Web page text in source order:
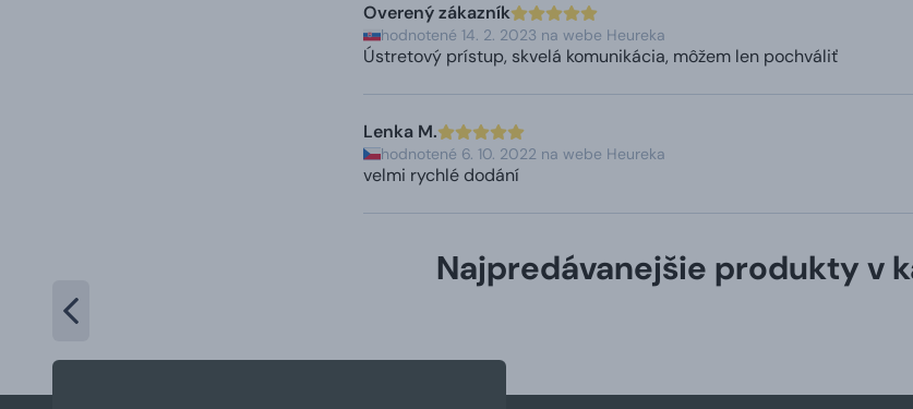
Overený zákazník
hodnotené 14. 2. 2023 na webe Heureka
Ústretový prístup, skvelá komunikácia, môžem len pochváliť
Lenka M.
hodnotené 6. 10. 2022 na webe Heureka
velmi rychlé dodání
Najpredávanejšie produkty v